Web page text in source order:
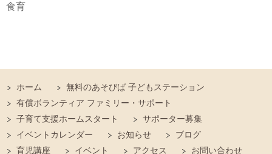
食育
ホーム
無料のあそびば 子どもステーション
有償ボランティア ファミリー・サポート
子育て支援ホームスタート
サポーター募集
イベントカレンダー
お知らせ
ブログ
育児講座
イベント アクセス お問い合わせ